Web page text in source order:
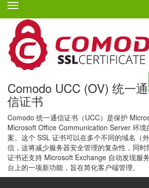
Toggle
navigation
会为任何公司或组织提供完美的安全解决方案。
Comodo UCC (OV) 统一通
信证书
Comodo 统一通信证书（UCC）是保护
Microsoft Office Communication Server 环境
案。这个 SSL 证书可以在多个不同的域名（
信，这将减少服务器安全管理的复杂性，同
证书还支持 Microsoft Exchange 自动发现服
台上的一项新功能，旨在简化客户端管理。